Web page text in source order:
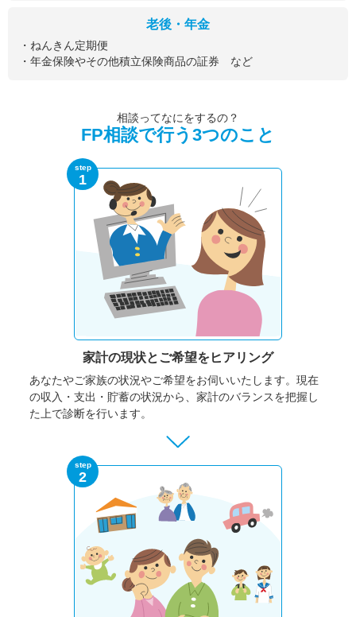
老後・年金
・ねんきん定期便
・年金保険やその他積立保険商品の証券 など
相談ってなにをするの？
FP相談で行う3つのこと
step
1
家計の現状と ご希望をヒアリング
あなたやご家族の状況やご希望をお伺いいたします。 現在
の収入・支出・貯蓄の状況から、家計のバランスを把握し
た上で診断を行います。
step
2